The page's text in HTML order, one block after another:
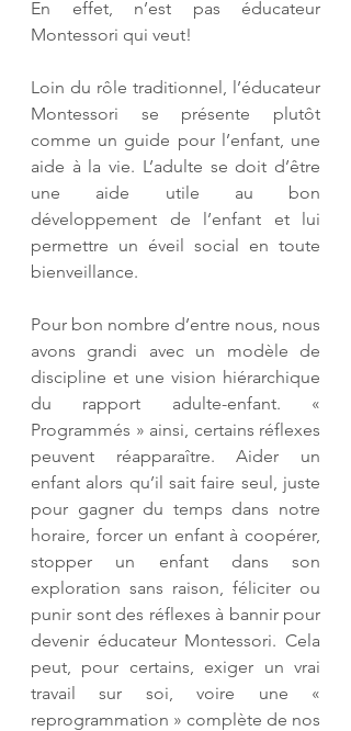
En effet, n’est pas éducateur
Montessori qui veut!
Loin du rôle traditionnel, l’éducateur
Montessori se présente plutôt
comme un guide pour l’enfant, une
aide à la vie. L’adulte se doit d’être
une aide utile au bon
développement de l’enfant et lui
permettre un éveil social en toute
bienveillance.
Pour bon nombre d’entre nous, nous
avons grandi avec un modèle de
discipline et une vision hiérarchique
du rapport adulte-enfant. «
Programmés » ainsi, certains réflexes
peuvent réapparaître. Aider un
enfant alors qu’il sait faire seul, juste
pour gagner du temps dans notre
horaire, forcer un enfant à coopérer,
stopper un enfant dans son
exploration sans raison, féliciter ou
punir sont des réflexes à bannir pour
devenir éducateur Montessori. Cela
peut, pour certains, exiger un vrai
travail sur soi, voire une «
reprogrammation » complète de nos